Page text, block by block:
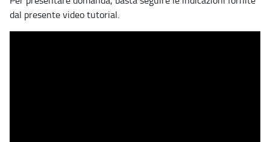
dal presente video tutorial.